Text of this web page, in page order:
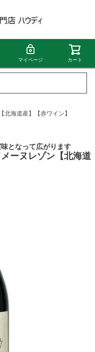
マイページ カート
海道産】【赤ワイン】
となって広がります
ーヌレゾン【北海道